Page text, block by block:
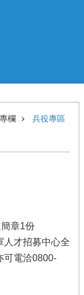
欄 兵役專區
章1份
人才招募中心全
可電洽0800-